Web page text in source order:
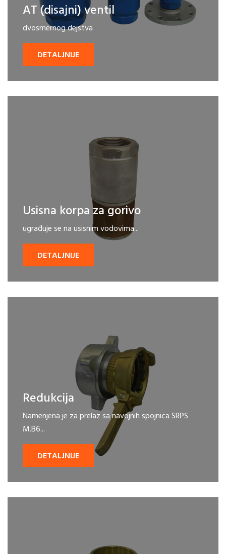
AT (disajni) ventil
dvosmernog dejstva
DETALJNIJE
Usisna korpa za gorivo
ugrađuje se na usisnim vodovima...
DETALJNIJE
Redukcija
Namenjena je za prelaz sa navojnih spojnica SRPS
M.B6...
DETALJNIJE